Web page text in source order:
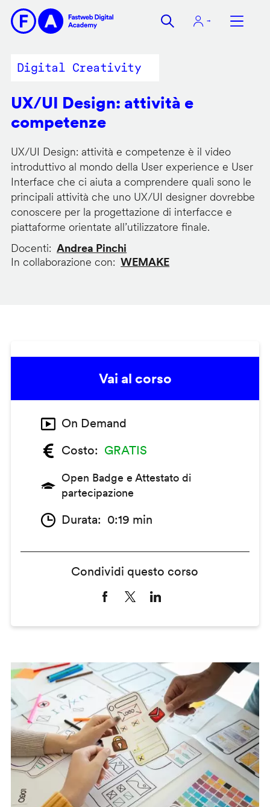
contenuto
Digital Creativity
UX/UI Design: attività e
competenze
UX/UI Design: attività e competenze è il video
introduttivo al mondo della User experience e User
Interface che ci aiuta a comprendere quali sono le
principali attività che uno UX/UI designer dovrebbe
conoscere per la progettazione di interfacce e
piattaforme orientate all’utilizzatore finale.
Docenti
Andrea Pinchi
In collaborazione con
WEMAKE
Vai al corso
On Demand
Costo
GRATIS
Open Badge e Attestato di
partecipazione
Durata 0:19 min
Condividi questo corso